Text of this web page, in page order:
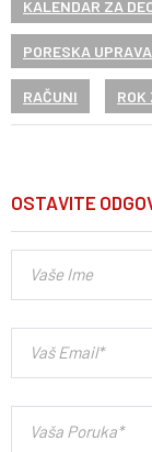
KALENDAR ZA
PORESKA UPRAVA
RAČUNI
OSTAVITE